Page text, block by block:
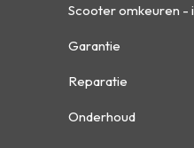
Scooter omkeuren -
Garantie
Reparatie
Onderhoud